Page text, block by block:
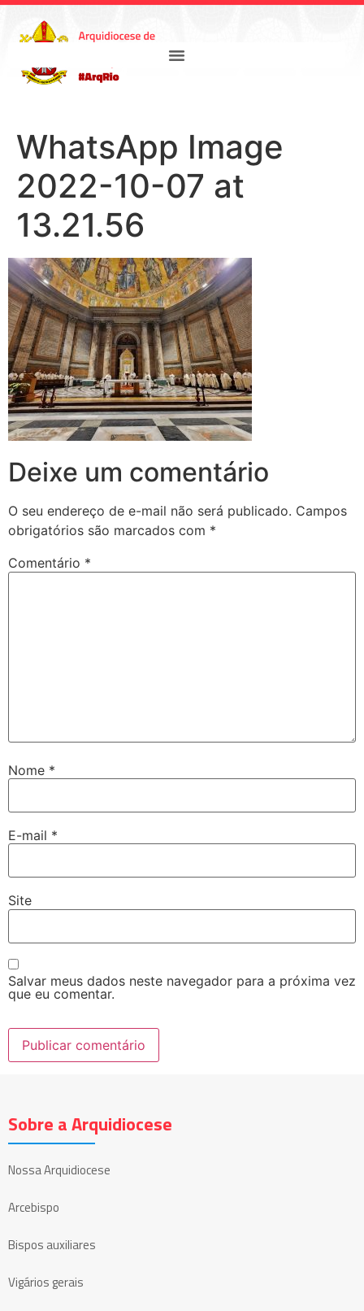
WhatsApp Image
2022-10-07 at
13.21.56
Deixe um comentário
O seu endereço de e-mail não será publicado. Campos
obrigatórios são marcados com *
Comentário *
Nome *
E-mail *
Site
Salvar meus dados neste navegador para a próxima vez
que eu comentar.
Sobre a Arquidiocese
Nossa Arquidiocese
Arcebispo
Bispos auxiliares
Vigários gerais